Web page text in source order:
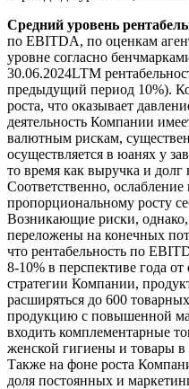
Средний уровень
по EBITDA, по оценкам
уровне согласно
30.06.2024LTM
предыдущий период 10%).
роста, что оказывает
деятельность Компании
валютным рискам,
осуществляется в юанях у
то время как выручка и
Соответственно,
пропорциональному росту
Возникающие риски,
переложены на конечных
что рентабельность по
8-10% в перспективе года
стратегии Компании,
расширяться до 600
продукцию с повышенной
входить комплементарные
женской гигиены и товары в
Также на фоне роста
доля постоянных и